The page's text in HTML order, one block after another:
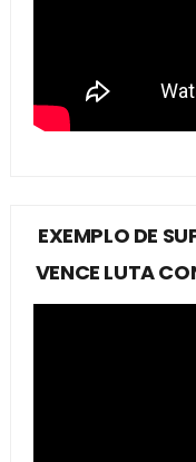
EXEMPLO DE
VENCE LUTA